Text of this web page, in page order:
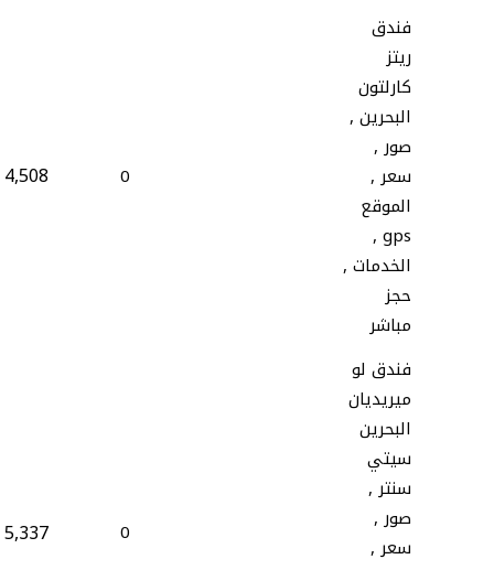
فندق
ريتز
كارلتون
البحرين ,
صور ,
سعر ,
الموقع
gps ,
الخدمات ,
حجز
مباشر
0
4,508
فندق لو
ميريديان
البحرين
سيتي
سنتر ,
صور ,
سعر ,
0
5,337